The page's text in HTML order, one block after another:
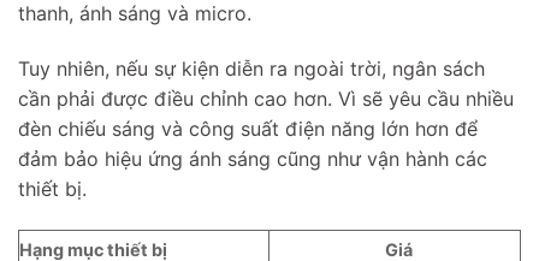
thanh, ánh sáng và micro.
Tuy nhiên, nếu sự kiện diễn ra ngoài trời, ngân sách
cần phải được điều chỉnh cao hơn. Vì sẽ yêu cầu nhiều
đèn chiếu sáng và công suất điện năng lớn hơn để
đảm bảo hiệu ứng ánh sáng cũng như vận hành các
thiết bị.
Hạng mục thiết bị
Giá